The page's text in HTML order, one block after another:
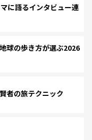
に語るインタビュー連
球の歩き方が選ぶ2026
者の旅テクニック